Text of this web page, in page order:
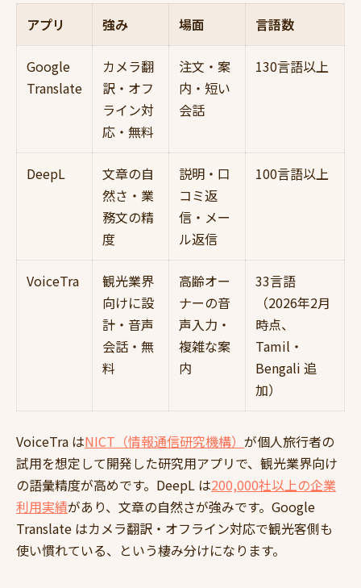
アプリ 強み 場面 言語数
Google
Translate
カメラ翻
訳・オフ
ライン対
応・無料
注文・案
内・短い
会話
130言語以上
DeepL
文章の自
然さ・業
務文の精
度
説明・口
コミ返
信・メー
ル返信
100言語以上
VoiceTra
観光業界
向けに設
計・音声
会話・無
料
高齢オー
ナーの音
声入力・
複雑な案
内
33言語
（2026年2月
時点、
Tamil・
Bengali 追
加）
VoiceTra はNICT（情報通信研究機構） が個人旅行者の
試用を想定して開発した研究用アプリで、観光業界向け
の語彙精度が高めです。DeepL は200,000社以上の企業
利用実績があり、文章の自然さが強みです。Google
Translate はカメラ翻訳・オフライン対応で観光客側も
使い慣れている、という棲み分けになります。